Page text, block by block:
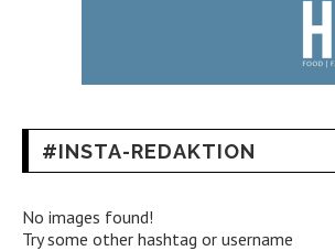
#INSTA-REDAKTION
No images found!
Try some other hashtag or username